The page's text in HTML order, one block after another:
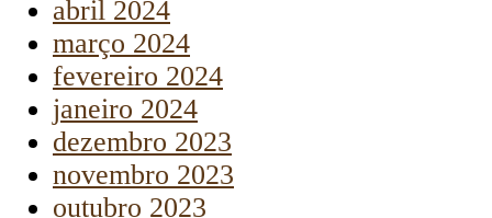
abril 2024
março 2024
fevereiro 2024
janeiro 2024
dezembro 2023
novembro 2023
outubro 2023